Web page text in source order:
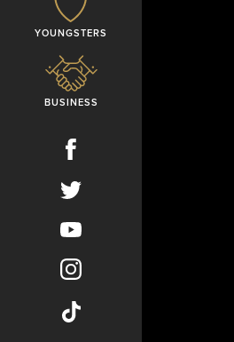
YOUNGSTERS
BUSINESS